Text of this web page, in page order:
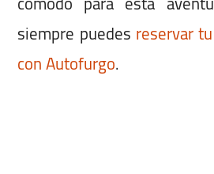
siempre puedes reservar
con Autofurgo.